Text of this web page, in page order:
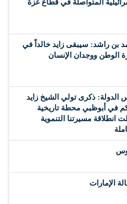
المتواصلة في قطاع غزة
بن راشد: سيبقى زايد خالداً في
الوطن ووجدان الإنسان
الدولة: ذكرى تولي الشيخ زايد
في أبوظبي محطة تاريخية
انطلاقة مسيرتنا التنموية
الإمارات